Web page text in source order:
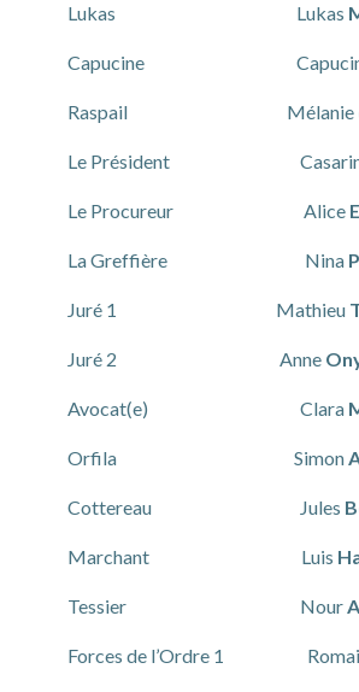
Lukas Lukas
Capucine
Raspail Mélanie
Le Président
Le Procureur Alice
La Greffière Nina
Juré 1 Mathieu
Juré 2 Anne
Avocat(e) Clara
Orfila Simon
Cottereau Jules
Marchant Luis
Tessier Nour
Forces de l’Ordre 1